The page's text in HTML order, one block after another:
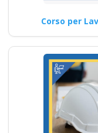
Corso per